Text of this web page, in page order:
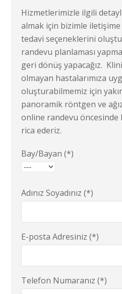
Hizmetlerimizle ilgili
almak için bizimle
tedavi seçeneklerini
randevu planlaması
geri dönüş yapacağız.
olmayan hastalarımıza
oluşturabilmemiz için
panoramik röntgen ve
online randevu öncesinde
rica ederiz.
Bay/Bayan (*)
Adınız Soyadınız (*)
E-posta Adresiniz (*)
Telefon Numaranız (*)